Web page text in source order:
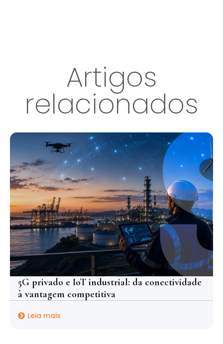
Artigos
relacionados
5G privado e IoT industrial: da conectividade
à vantagem competitiva
Leia mais